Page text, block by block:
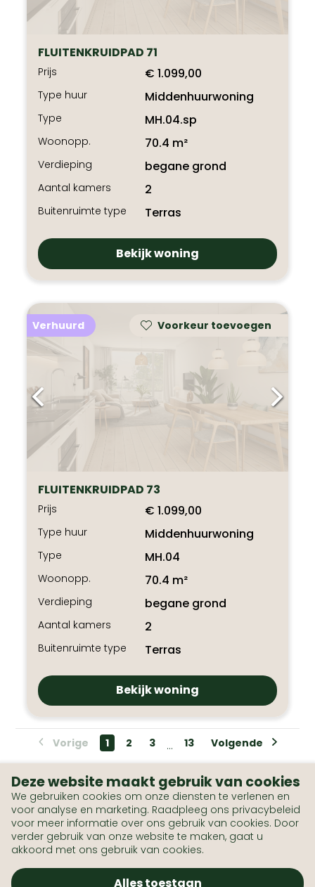
FLUITENKRUIDPAD 71
Prijs € 1.099,00
Type huur Middenhuurwoning
Type MH.04.sp
Woonopp. 70.4 m²
Verdieping begane grond
Aantal kamers 2
Buitenruimte type Terras
Bekijk woning
Voorkeur toevoegen
Verhuurd
FLUITENKRUIDPAD 73
Prijs € 1.099,00
Type huur Middenhuurwoning
Type MH.04
Woonopp. 70.4 m²
Verdieping begane grond
Aantal kamers 2
Buitenruimte type Terras
Bekijk woning
Vorige 1 2 3 ... 13 Volgende
Deze website maakt gebruik van cookies
We gebruiken cookies om onze diensten te verlenen en
voor analyse en marketing. Raadpleeg ons privacybeleid
voor meer informatie over ons gebruik van cookies. Door
verder gebruik van onze website te maken, gaat u
akkoord met ons gebruik van cookies.
Alles toestaan